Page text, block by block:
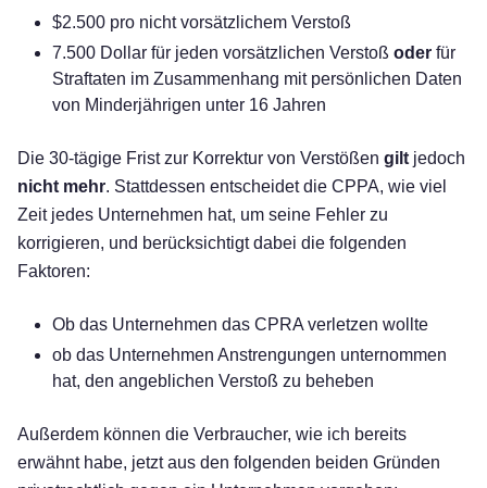
$2.500 pro nicht vorsätzlichem Verstoß
7.500 Dollar für jeden vorsätzlichen Verstoß oder für
Straftaten im Zusammenhang mit persönlichen Daten
von Minderjährigen unter 16 Jahren
Die 30-tägige Frist zur Korrektur von Verstößen gilt jedoch
nicht mehr. Stattdessen entscheidet die CPPA, wie viel
Zeit jedes Unternehmen hat, um seine Fehler zu
korrigieren, und berücksichtigt dabei die folgenden
Faktoren:
Ob das Unternehmen das CPRA verletzen wollte
ob das Unternehmen Anstrengungen unternommen
hat, den angeblichen Verstoß zu beheben
Außerdem können die Verbraucher, wie ich bereits
erwähnt habe, jetzt aus den folgenden beiden Gründen